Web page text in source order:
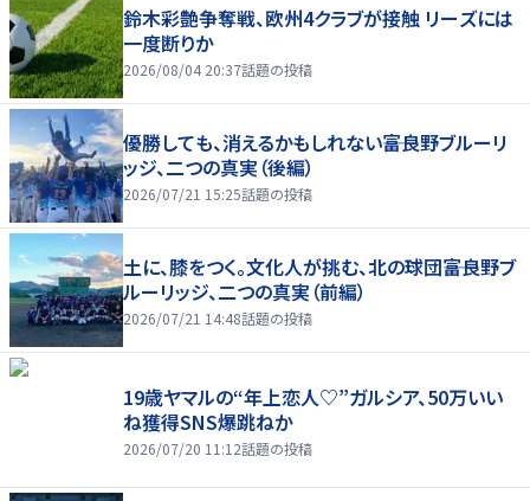
鈴木彩艶争奪戦、欧州4クラブが接触 リーズには
一度断りか
2026/08/04 20:37話題の投稿
優勝しても、消えるかもしれない――富良野ブルーリ
ッジ、二つの真実（後編）
2026/07/21 15:25話題の投稿
土に、膝をつく。文化人が挑む、北の球団――富良野ブ
ルーリッジ、二つの真実（前編）
2026/07/21 14:48話題の投稿
19歳ヤマルの“年上恋人♡”ガルシア、50万いい
ね獲得SNS爆跳ねか
2026/07/20 11:12話題の投稿